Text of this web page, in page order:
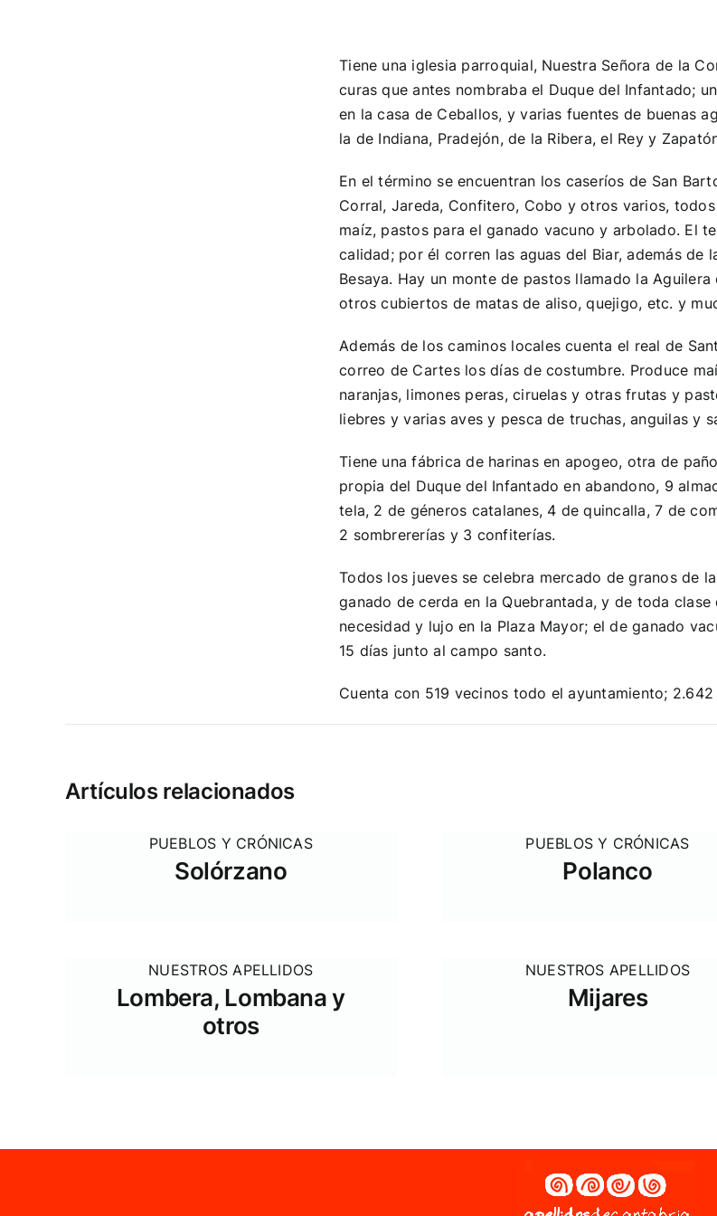
Tiene una iglesia parroquial, Nuestra Señora de la
curas que antes nombraba el Duque del Infantado;
en la casa de Ceballos, y varias fuentes de buenas
la de Indiana, Pradejón, de la Ribera, el Rey y
En el término se encuentran los caseríos de San
Corral, Jareda, Confitero, Cobo y otros varios,
maíz, pastos para el ganado vacuno y arbolado. El
calidad; por él corren las aguas del Biar, además de
Besaya. Hay un monte de pastos llamado la
otros cubiertos de matas de aliso, quejigo, etc. y
Además de los caminos locales cuenta el real de
correo de Cartes los días de costumbre. Produce
naranjas, limones peras, ciruelas y otras frutas y
liebres y varias aves y pesca de truchas, anguilas y
Tiene una fábrica de harinas en apogeo, otra de
propia del Duque del Infantado en abandono, 9
tela, 2 de géneros catalanes, 4 de quincalla, 7 de
2 sombrererías y 3 confiterías.
Todos los jueves se celebra mercado de granos de
ganado de cerda en la Quebrantada, y de toda
necesidad y lujo en la Plaza Mayor; el de ganado
15 días junto al campo santo.
Cuenta con 519 vecinos todo el ayuntamiento; 2.642
Artículos relacionados
PUEBLOS Y CRÓNICAS
Solórzano
PUEBLOS Y CRÓNICAS
Polanco
NUESTROS APELLIDOS
Lombera, Lombana y
otros
NUESTROS APELLIDOS
Mijares